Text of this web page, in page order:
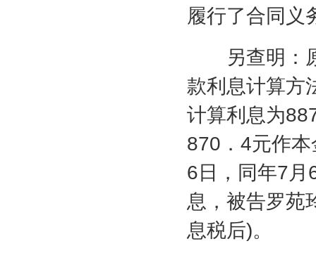
履行了合同义
另查明：原
款利息计算方
计算利息为
870 ． 4元作
6 日，同年7月
息，被告罗苑
息税后)。